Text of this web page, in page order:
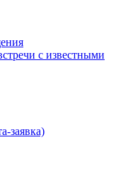
с известными
заявка)